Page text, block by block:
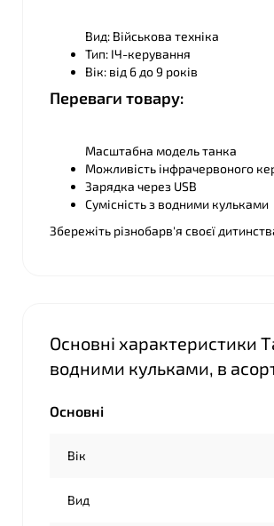
Вид: Військова техніка
Тип: ІЧ-керування
Вік: від 6 до 9 років
Переваги товару:
Масштабна модель танка
Можливість інфрачервоного
Зарядка через USB
Сумісність з водними кульками
Збережіть різнобарв'я своєї
Основні характеристики
водними кульками, в
Основні
Вік
Вид
❤